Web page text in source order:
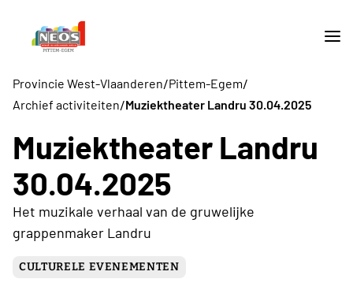
Provincie West-Vlaanderen/Pittem-Egem/
Archief activiteiten/Muziektheater Landru 30.04.2025
Muziektheater Landru
30.04.2025
Het muzikale verhaal van de gruwelijke
grappenmaker Landru
CULTURELE EVENEMENTEN